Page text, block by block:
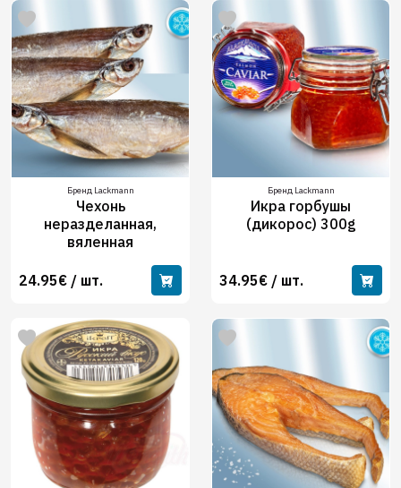
Бренд Lackmann
Чехонь
неразделанная,
вяленная
24.95€ / шт.
Бренд Lackmann
Икра горбушы
(дикорос) 300g
34.95€ / шт.